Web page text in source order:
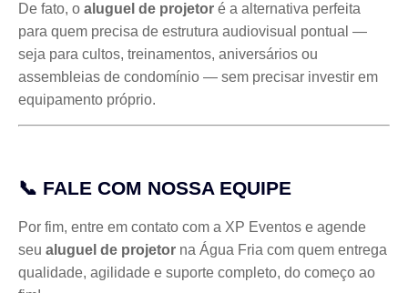
De fato, o aluguel de projetor é a alternativa perfeita
para quem precisa de estrutura audiovisual pontual —
seja para cultos, treinamentos, aniversários ou
assembleias de condomínio — sem precisar investir em
equipamento próprio.
📞 FALE COM NOSSA EQUIPE
Por fim, entre em contato com a XP Eventos e agende
seu aluguel de projetor na Água Fria com quem entrega
qualidade, agilidade e suporte completo, do começo ao